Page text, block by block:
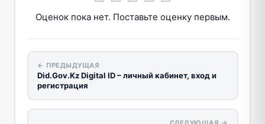
Оценок пока нет. Поставьте оценку первым.
← ПРЕДЫДУЩАЯ
Did.Gov.Kz Digital ID – личный кабинет, вход и
регистрация